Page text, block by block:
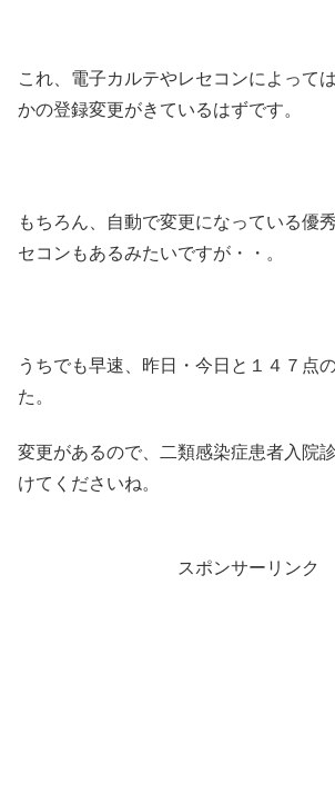
これ、電子カルテやレセコンによって
かの登録変更がきているはずです。
もちろん、自動で変更になっている優
セコンもあるみたいですが・・。
うちでも早速、昨日・今日と１４７点
た。
変更があるので、二類感染症患者入院
けてくださいね。
スポンサーリンク